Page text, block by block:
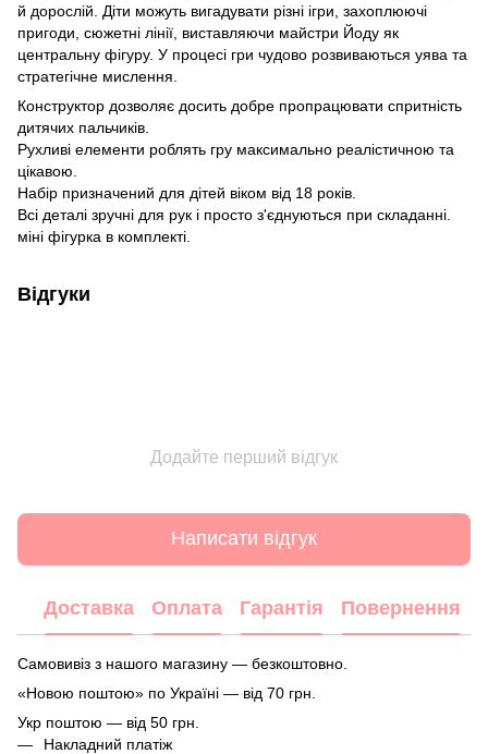
й дорослій. Діти можуть вигадувати різні ігри, захоплюючі
пригоди, сюжетні лінії, виставляючи майстри Йоду як
центральну фігуру. У процесі гри чудово розвиваються уява та
стратегічне мислення.
Конструктор дозволяє досить добре пропрацювати спритність
дитячих пальчиків.
Рухливі елементи роблять гру максимально реалістичною та
цікавою.
Набір призначений для дітей віком від 18 років.
Всі деталі зручні для рук і просто з'єднуються при складанні.
міні фігурка в комплекті.
Відгуки
Додайте перший відгук
Написати відгук
Доставка Оплата Гарантія Повернення
Самовивіз з нашого магазину — безкоштовно.
«Новою поштою» по Україні — від 70 грн.
Укр поштою — від 50 грн.
Накладний платіж